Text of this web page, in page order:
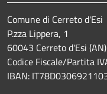
Comune di Cerreto d'Esi
P.zza Lippera, 1
60043 Cerreto d'Esi (AN)
Codice Fiscale/Partita
IBAN: